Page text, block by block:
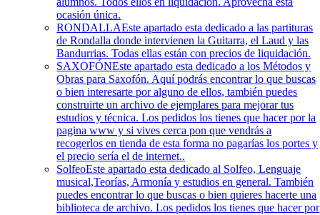
ocasión única.
RONDALLAEste apartado esta dedicado a las partituras
de Rondalla donde intervienen la Guitarra, el Laud y las
Bandurrias. Todas ellas están con precios de liquidación.
SAXOFÓNEste apartado esta dedicado a los Métodos y
Obras para Saxofón. Aquí podrás encontrar lo que buscas
o bien interesarte por alguno de ellos, también puedes
construirte un archivo de ejemplares para mejorar tus
estudios y técnica. Los pedidos los tienes que hacer por la
pagina www y si vives cerca pon que vendrás a
recogerlos en tienda de esta forma no pagarías los portes y
el precio sería el de internet..
SolfeoEste apartado esta dedicado al Solfeo, Lenguaje
musical,Teorías, Armonía y estudios en general. También
puedes encontrar lo que buscas o bien quieres hacerte una
biblioteca de archivo. Los pedidos los tienes que hacer por